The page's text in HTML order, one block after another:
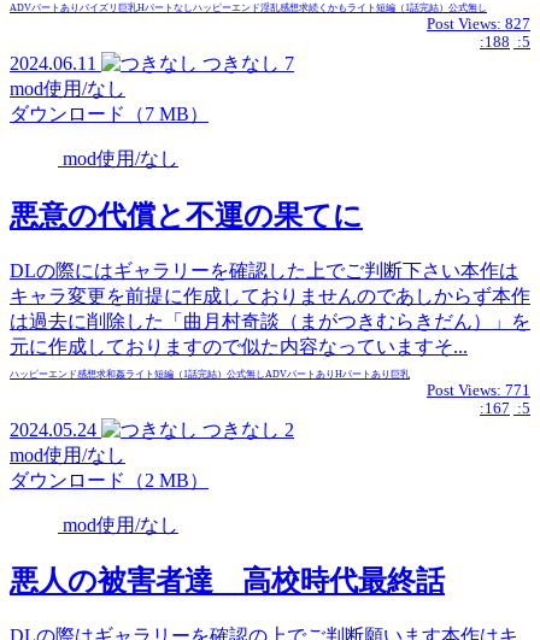
ADVパートあり パイズリ 巨乳 Hパートなし ハッピーエンド淫乱 感想求続くかも ライト 短編（1話完結） 公式無し
Post Views: 827
:188 :5
2024.06.11 つきなし 7
mod使用/なし
ダウンロード（7 MB）
mod使用/なし
悪意の代償と不運の果てに
DLの際にはギャラリーを確認した上でご判断下さい本作は
キャラ変更を前提に作成しておりませんのであしからず本作
は過去に削除した「曲月村奇談（まがつきむらきだん）」を
元に作成しておりますので似た内容なっていますそ...
ハッピーエンド感想求和姦ライト 短編（1話完結） 公式無し ADVパートあり Hパートあり 巨乳
Post Views: 771
:167 :5
2024.05.24 つきなし 2
mod使用/なし
ダウンロード（2 MB）
mod使用/なし
悪人の被害者達 高校時代最終話